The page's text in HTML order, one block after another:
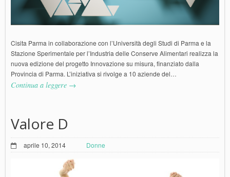
Cisita Parma in collaborazione con l’Università degli Studi di Parma e la
Stazione Sperimentale per l’Industria delle Conserve Alimentari realizza la
nuova edizione del progetto Innovazione su misura, finanziato dalla
Provincia di Parma. L’iniziativa si rivolge a 10 aziende del…
Continua a leggere →
Valore D
aprile 10, 2014 Donne